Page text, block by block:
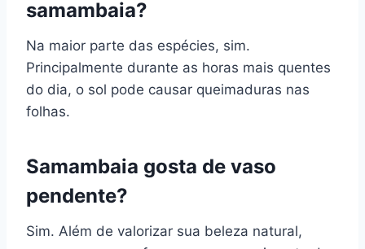
samambaia?
Na maior parte das espécies, sim.
Principalmente durante as horas mais quentes
do dia, o sol pode causar queimaduras nas
folhas.
Samambaia gosta de vaso
pendente?
Sim. Além de valorizar sua beleza natural,